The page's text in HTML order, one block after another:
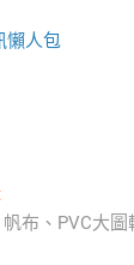
懶人包
Next
post:
帆布、PVC大